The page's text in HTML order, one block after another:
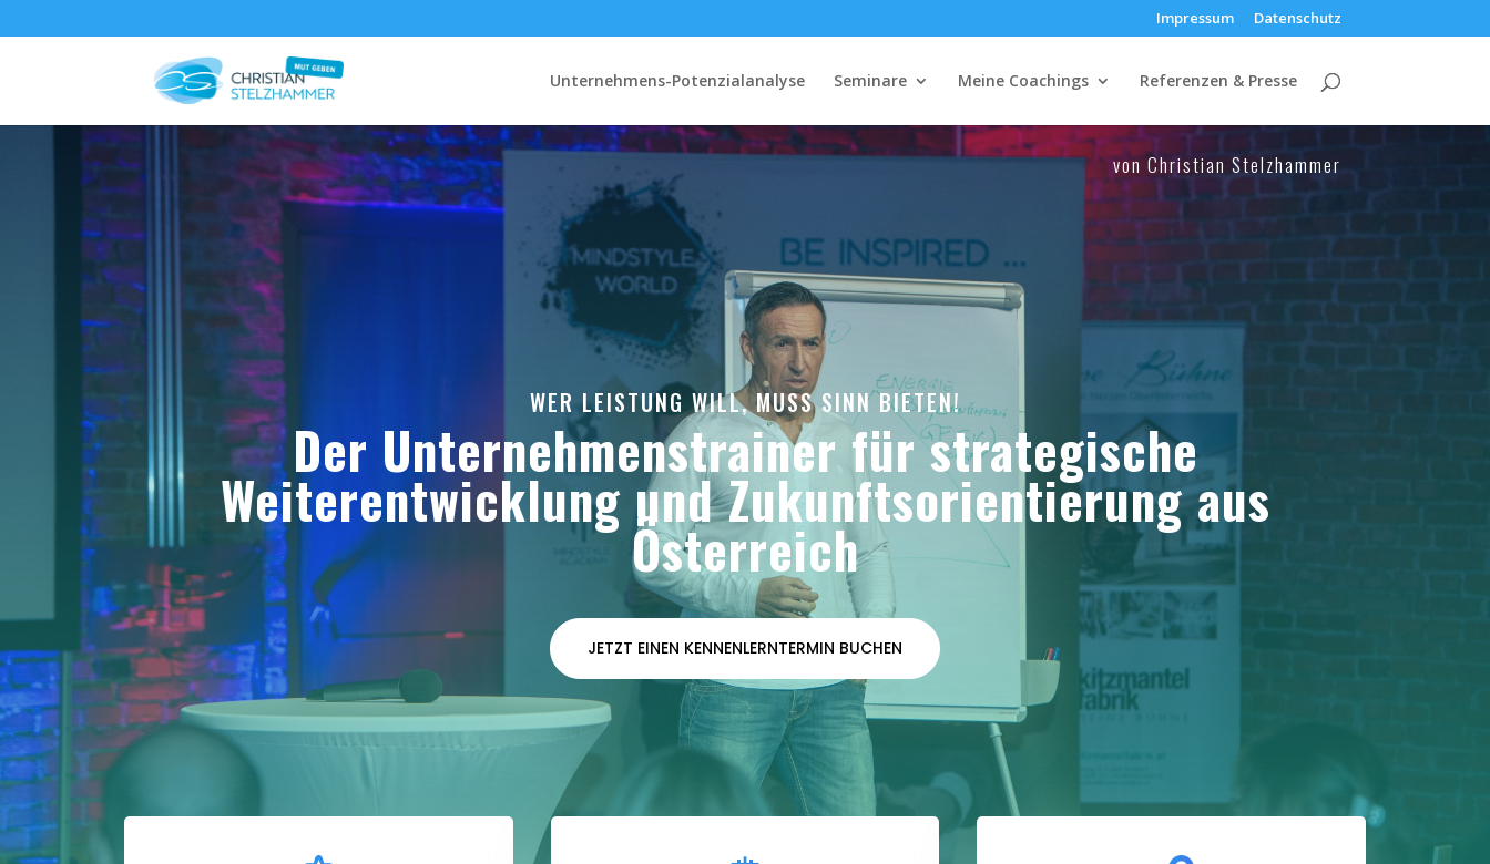
Impressum Datenschutz
Unternehmens-Potenzialanalyse Seminare Meine Coachings Referenzen & Presse
von Christian Stelzhammer
WER LEISTUNG WILL, MUSS SINN BIETEN!
Der Unternehmenstrainer für strategische
Weiterentwicklung und Zukunftsorientierung aus
Österreich
JETZT EINEN KENNENLERNTERMIN BUCHEN